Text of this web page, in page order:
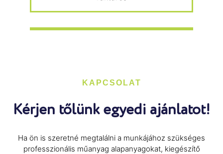
KAPCSOLAT
Kérjen tőlünk egyedi ajánlatot!
Ha ön is szeretné megtalálni a munkájához szükséges
professzionális műanyag alapanyagokat, kiegészítő